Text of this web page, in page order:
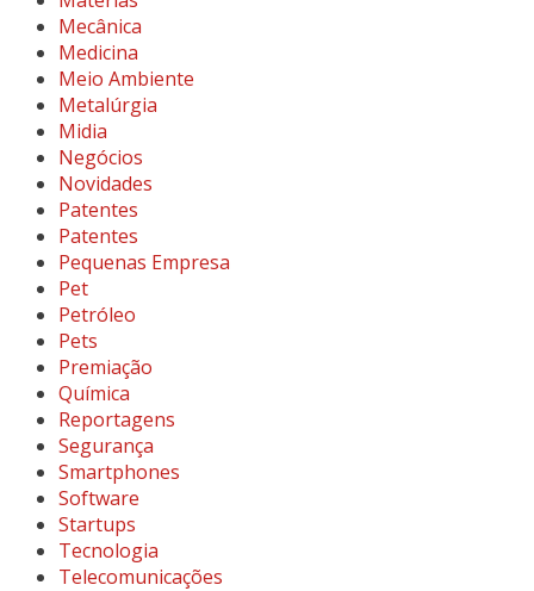
Mecânica
Medicina
Meio Ambiente
Metalúrgia
Midia
Negócios
Novidades
Patentes
Patentes
Pequenas Empresa
Pet
Petróleo
Pets
Premiação
Química
Reportagens
Segurança
Smartphones
Software
Startups
Tecnologia
Telecomunicações